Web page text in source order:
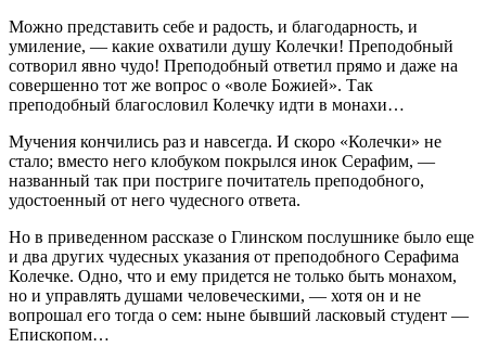
Можно представить себе и радость, и благодарность, и
умиление, — какие охватили душу Колечки! Преподобный
сотворил явно чудо! Преподобный ответил прямо и даже на
совершенно тот же вопрос о «воле Божией». Так
преподобный благословил Колечку идти в монахи…
Мучения кончились раз и навсегда. И скоро «Колечки» не
стало; вместо него клобуком покрылся инок Серафим, —
названный так при постриге почитатель преподобного,
удостоенный от него чудесного ответа.
Но в приведенном рассказе о Глинском послушнике было еще
и два других чудесных указания от преподобного Серафима
Колечке. Одно, что и ему придется не только быть монахом,
но и управлять душами человеческими, — хотя он и не
вопрошал его тогда о сем: ныне бывший ласковый студент —
Епископом…